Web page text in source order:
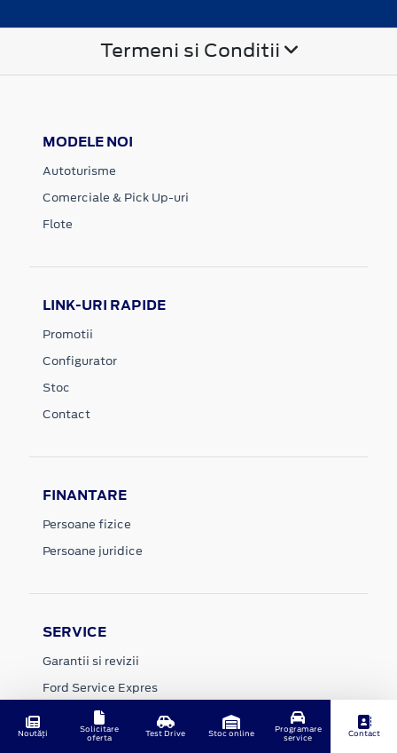
Termeni si Conditii
MODELE NOI
Autoturisme
Comerciale & Pick Up-uri
Flote
LINK-URI RAPIDE
Promotii
Configurator
Stoc
Contact
FINANTARE
Persoane fizice
Persoane juridice
SERVICE
Garantii si revizii
Ford Service Expres
Accesorii
Rechemari in service
Noutăți
Solicitare
oferta
Test Drive Stoc online
Programare
service
Contact